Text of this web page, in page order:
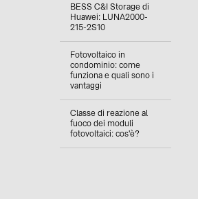
BESS C&I Storage di
Huawei: LUNA2000-
215-2S10
Fotovoltaico in
condominio: come
funziona e quali sono i
vantaggi
Classe di reazione al
fuoco dei moduli
fotovoltaici: cos'è?